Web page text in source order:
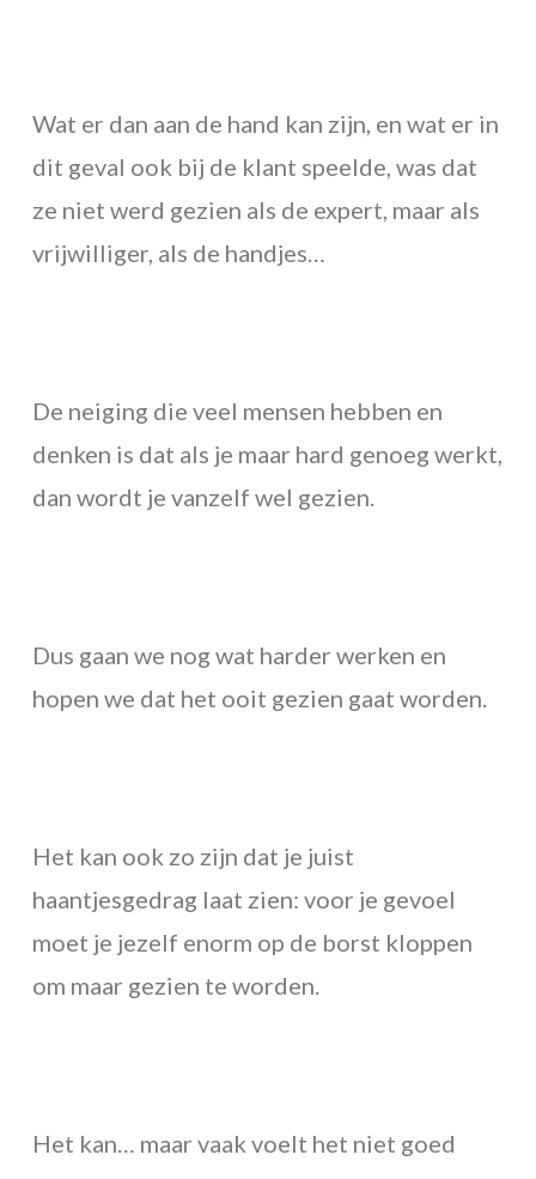
Wat er dan aan de hand kan zijn, en wat er in
dit geval ook bij de klant speelde, was dat
ze niet werd gezien als de expert, maar als
vrijwilliger, als de handjes…
De neiging die veel mensen hebben en
denken is dat als je maar hard genoeg werkt,
dan wordt je vanzelf wel gezien.
Dus gaan we nog wat harder werken en
hopen we dat het ooit gezien gaat worden.
Het kan ook zo zijn dat je juist
haantjesgedrag laat zien: voor je gevoel
moet je jezelf enorm op de borst kloppen
om maar gezien te worden.
Het kan… maar vaak voelt het niet goed